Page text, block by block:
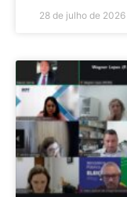
28 de julho de 2026